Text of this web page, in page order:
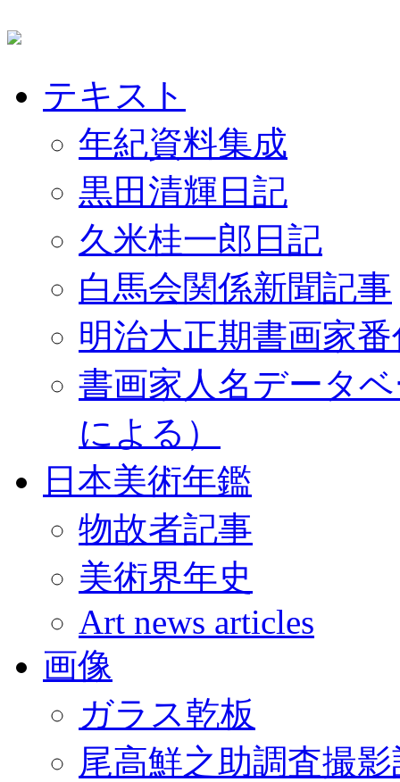
テキスト
年紀資料集成
黒田清輝日記
久米桂一郎日記
白馬会関係新聞記事
明治大正期書画家
書画家人名データ
による）
日本美術年鑑
物故者記事
美術界年史
Art news articles
画像
ガラス乾板
尾高鮮之助調査撮